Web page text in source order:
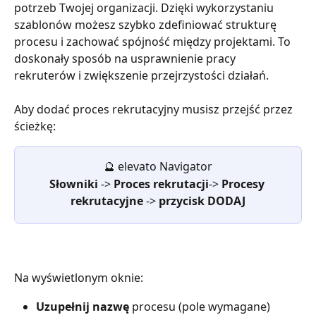
potrzeb Twojej organizacji. Dzięki wykorzystaniu
szablonów możesz szybko zdefiniować strukturę
procesu i zachować spójność między projektami. To
doskonały sposób na usprawnienie pracy
rekruterów i zwiększenie przejrzystości działań.
Aby dodać proces rekrutacyjny musisz przejść przez
ścieżkę:
🔮 elevato Navigator
Słowniki -> Proces rekrutacji-> Procesy
rekrutacyjne -> przycisk DODAJ
Na wyświetlonym oknie:
Uzupełnij nazwę procesu (pole wymagane)